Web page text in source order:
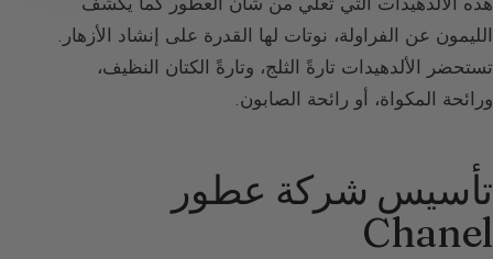
الليمون عن الفراولة، نوتات لها القدرة على إنشاد الأزهار.
تستحضر الألدهيدات تارةً الثلج، وتارةً الكتان النظيف،
ورائحة المكواة، أو رائحة الصابون.
تأسيس شركة عطور
Chanel